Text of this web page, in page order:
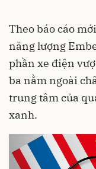
Theo báo cáo
năng lượng
phần xe điện
ba nằm ngoài
trung tâm của
xanh.